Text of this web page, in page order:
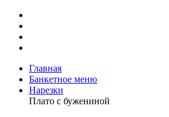
Главная
Банкетное меню
Нарезки
Плато с бужениной